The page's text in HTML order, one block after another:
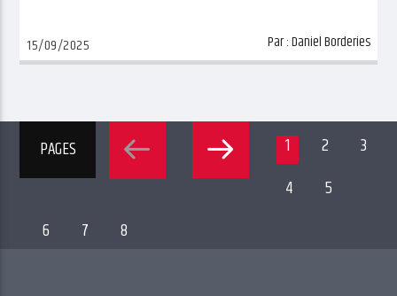
15/09/2025 Par :Daniel Borderies
PAGES 1 2
3
4
5
6
7 8